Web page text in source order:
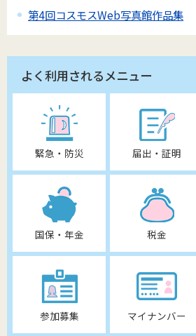
第4回コスモスWeb写真館作品集
よく利用されるメニュー
緊急・防災 届出・証明
国保・年金 税金
参加募集 マイナンバー